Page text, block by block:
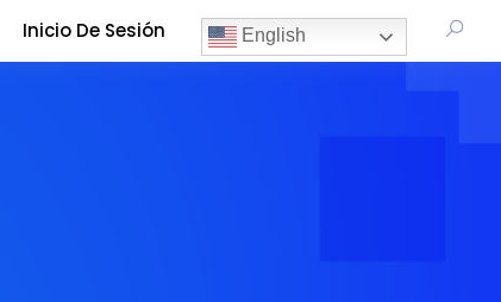
Inicio De Sesión English